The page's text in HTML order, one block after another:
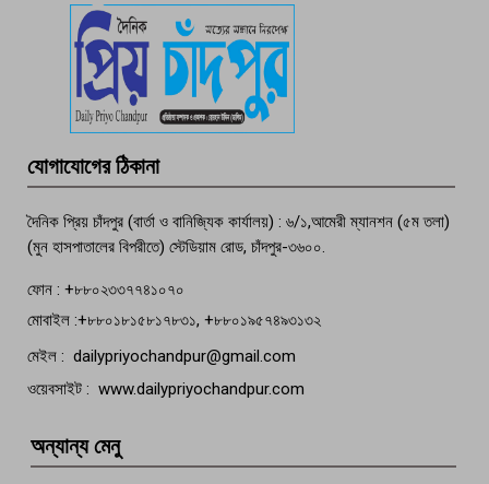
পচা দুর্গন্ধে ৯৯৯-এ ফোন, ফরিদগঞ্জে
তরুণের অর্ধগলিত লাশ উদ্ধার
বেঁচে নেই, বিভিন্ন সংগঠনের শোক
যোগাযোগের ঠিকানা
দৈনিক প্রিয় চাঁদপুর (বার্তা ও বানিজ্যিক কার্যালয়) : ৬/১,আমেরী ম্যানশন (৫ম তলা)
(মুন হাসপাতালের বিপরীতে) স্টেডিয়াম রোড, চাঁদপুর-৩৬০০.
ফোন : +৮৮০২৩৩৭৭৪১০৭০
মোবাইল :+৮৮০১৮১৫৮১৭৮৩১, +৮৮০১৯৫৭৪৯৩১৩২
মেইল : dailypriyochandpur@gmail.com
ওয়েবসাইট : www.dailypriyochandpur.com
অন্যান্য মেনু